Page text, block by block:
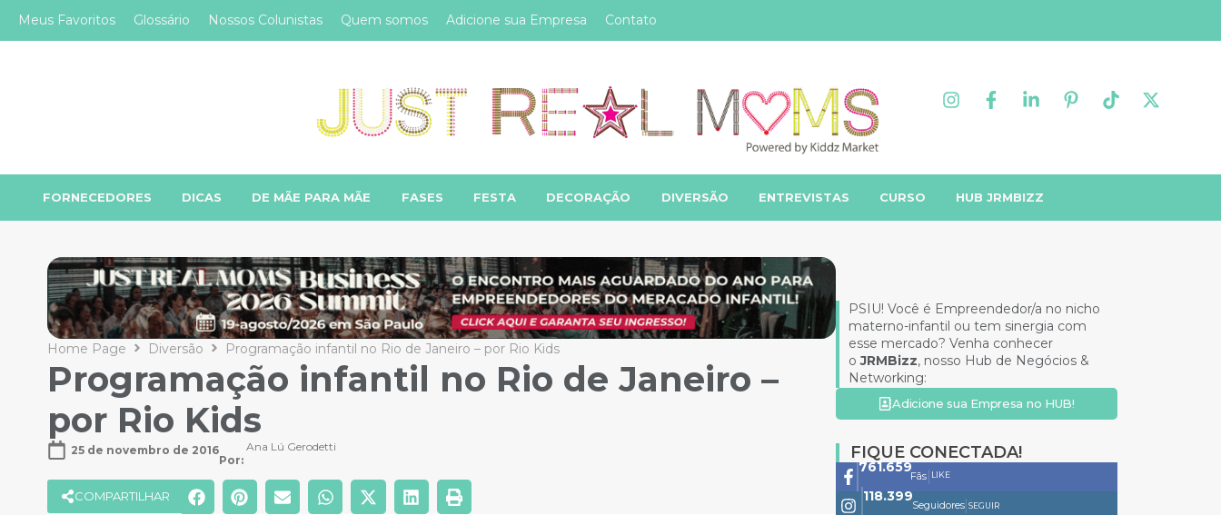
Meus Favoritos Glossário Nossos Colunistas Quem somos Adicione sua Empresa Contato
FORNECEDORES DICAS DE MÃE PARA MÃE FASES FESTA DECORAÇÃO DIVERSÃO ENTREVISTAS CURSO HUB JRMBIZZ
Home Page Diversão Programação infantil no Rio de Janeiro – por Rio Kids
Programação infantil no Rio de Janeiro –
por Rio Kids
25 de novembro de 2016
Por:
Ana Lú Gerodetti
COMPARTILHAR
PSIU! Você é Empreendedor/a no nicho
materno-infantil ou tem sinergia com
esse mercado? Venha conhecer
oJRMBizz, nosso Hub de Negócios &
Networking:
Adicione sua Empresa no HUB!
FIQUE CONECTADA!
761.659
Fãs LIKE
118.399
Seguidores| SEGUIR